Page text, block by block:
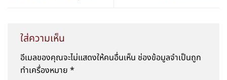
ใส่ความเห็น
อีเมลของคุณจะไม่แสดงให้คนอื่นเห็น ช่องข้อมูลจำเป็นถูก
ทำเครื่องหมาย *